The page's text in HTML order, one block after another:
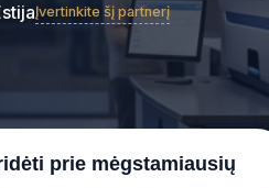
Įvertinkite šį partnerį
prie mėgstamiausių